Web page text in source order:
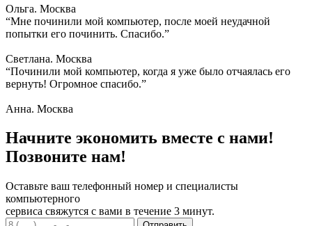
Ольга. Москва
“Мне починили мой компьютер, после моей неудачной
попытки его починить. Спасибо.”
Светлана. Москва
“Починили мой компьютер, когда я уже было отчаялась его
вернуть! Огромное спасибо.”
Анна. Москва
Начните экономить вместе с нами!
Позвоните нам!
Оставьте ваш телефонный номер и специалисты
компьютерного
сервиса свяжутся с вами в течение 3 минут.